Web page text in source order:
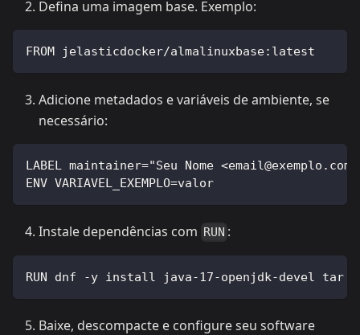
Defina uma imagem base. Exemplo:
FROM jelasticdocker/almalinuxbase:latest
Adicione metadados e variáveis de ambiente, se
necessário:
LABEL maintainer="Seu Nome <email@exemplo.com
ENV VARIAVEL_EXEMPLO=valor
Instale dependências com RUN :
RUN dnf -y install java-17-openjdk-devel tar
Baixe, descompacte e configure seu software